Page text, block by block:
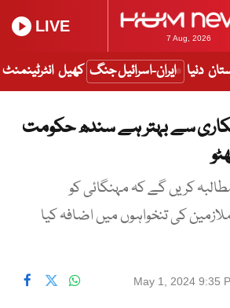
7 Aug, 2026
LIVE
دنیا ایران-اسرائیل جنگ کھیل انٹرٹینمنٹ
سے بہتر ہے سندھ حکومت
کریں گے کہ مہنگائی کو
کی تنخواہوں میں اضافہ کیا
May 1, 2024 9:35